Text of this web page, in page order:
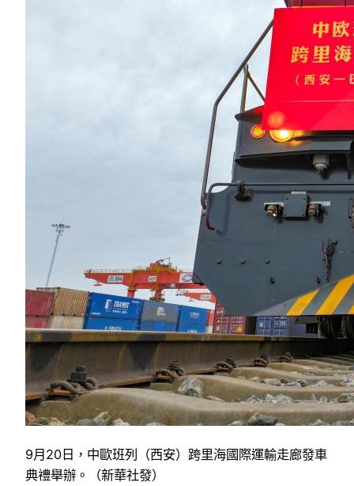
9月20日，中歐班列（西安）跨里海國際運輸走廊發車
典禮舉辦。（新華社發）